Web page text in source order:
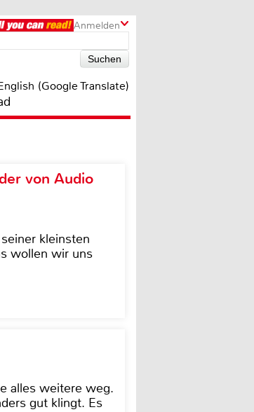
Anmelden
(Google Translate)
von Audio
kleinsten
wollen wir uns
alles weitere weg.
gut klingt. Es